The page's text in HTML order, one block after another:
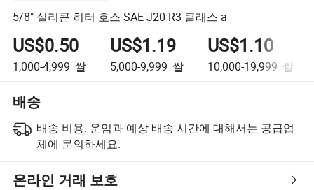
5/8" 실리콘 히터 호스 SAE J20 R3 클래스 a
US$0.50
1,000-4,999 쌀
US$1.19
5,000-9,999 쌀
US$1.10
10,000-19,999 쌀
배송
배송 비용: 운임과 예상 배송 시간에 대해서는 공급업
체에 문의하세요.
온라인 거래 보호